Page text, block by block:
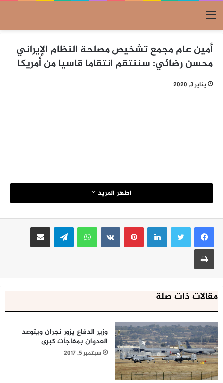
القائمة
أمين عام مجمع تشخيص مصلحة النظام الإيراني
محسن رضائي: سننتقم انتقاما قاسيا من أمريكا
يناير 3, 2020
اظهر المزيد
لينكدإنبينتيريست واتساب تيلقرام مشاركة عبر البريد
طباعة
مقالات ذات صلة
وزير الدفاع يزور نجران ويتوعد
العدوان بمفاجآت كبرى
سبتمبر 5, 2017